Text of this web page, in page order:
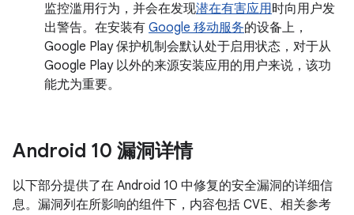
监控滥用行为，并会在发现潜在有害应用时向用户发
出警告。在安装有 Google 移动服务的设备上，
Google Play 保护机制会默认处于启用状态，对于从
Google Play 以外的来源安装应用的用户来说，该功
能尤为重要。
Android 10 漏洞详情
以下部分提供了在 Android 10 中修复的安全漏洞的详细信
息。漏洞列在所影响的组件下，内容包括 CVE、相关参考